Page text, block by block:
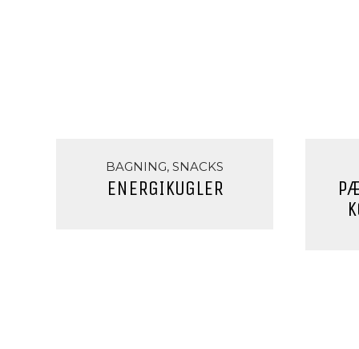
BAGNING, SNACKS
ENERGIKUGLER